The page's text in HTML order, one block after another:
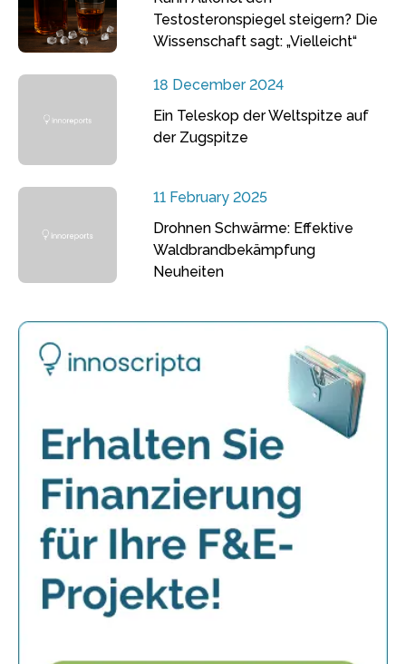
Testosteronspiegel steigern? Die
Wissenschaft sagt: „Vielleicht“
18 December 2024
Ein Teleskop der Weltspitze auf
der Zugspitze
11 February 2025
Drohnen Schwärme: Effektive
Waldbrandbekämpfung
Neuheiten